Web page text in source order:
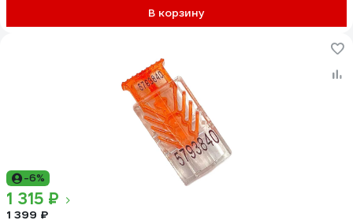
В корзину
-6%
1 315 ₽
1 399 ₽